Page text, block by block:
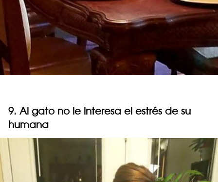
9. Al gato no le interesa el estrés de su
humana